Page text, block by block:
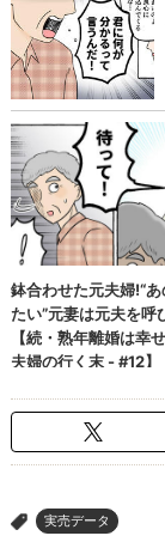
> 実売データ